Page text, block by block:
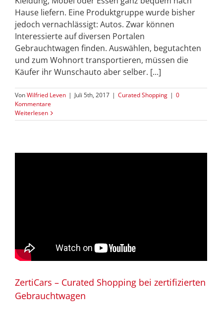
Hause liefern. Eine Produktgruppe wurde bisher
jedoch vernachlässigt: Autos. Zwar können
Interessierte auf diversen Portalen
Gebrauchtwagen finden. Auswählen, begutachten
und zum Wohnort transportieren, müssen die
Käufer ihr Wunschauto aber selber. [...]
VonWilfried Leven | Juli 5th, 2017 | Curated Shopping | 0
Kommentare
Weiterlesen
ZertiCars – Curated Shopping bei zertifizierten
Gebrauchtwagen